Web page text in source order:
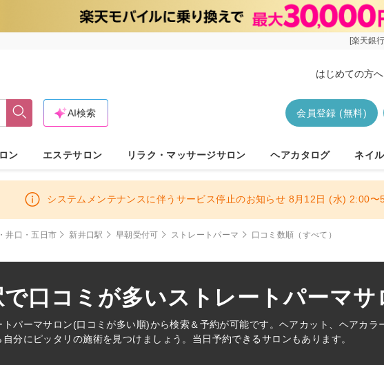
[楽天銀
はじめての方へ
会員登録 (無料)
AI検索
ン エステサロン リラク・マッサージサロン ヘアカタログ ネイ
システムメンテナンスに伴うサービス停止のお知らせ 8月12日 (水) 2:00〜
井口・五日市 新井口駅 早朝受付可 ストレートパーマ 口コミ数順（すべて）
で口コミが多いストレートパーマ
トパーマサロン(口コミが多い順)から検索＆予約が可能です。ヘアカット、ヘアカ
分にピッタリの施術を見つけましょう。当日予約できるサロンもあります。